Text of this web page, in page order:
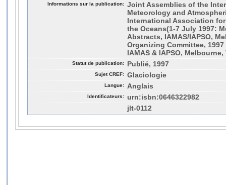
Informations sur la publication: Joint Assemblies of the
Meteorology and
International Association
the Oceans(1-7 July 1997:
Abstracts, IAMAS/IAPSO,
Organizing Committee,
IAMAS & IAPSO, Melbourne,
Statut de publication: Publié, 1997
Sujet CREF: Glaciologie
Langue: Anglais
Identificateurs:
urn:isbn:0646322982
jlt-0112